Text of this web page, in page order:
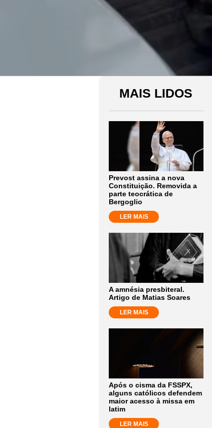
MAIS LIDOS
Prevost assina a nova
Constituição. Removida a
parte teocrática de
Bergoglio
LER MAIS
A amnésia presbiteral.
Artigo de Matias Soares
LER MAIS
Após o cisma da FSSPX,
alguns católicos defendem
maior acesso à missa em
latim
LER MAIS